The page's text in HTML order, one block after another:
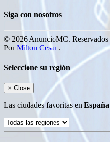
Siga con nosotros
© 2026 AnuncioMC. Reservados
PorMilton Cesar .
Seleccione su región
× Close
Las ciudades favoritas en España